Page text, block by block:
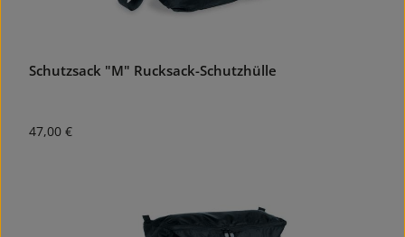
Schutzsack "M" Rucksack-Schutzhülle
Regulärer Preis:
47,00 €